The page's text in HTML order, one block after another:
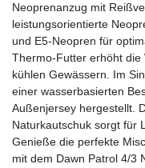
Neoprenanzug mit
leistungsorientierte
und E5-Neopren für
Thermo-Futter erhöht die
kühlen Gewässern. Im
einer wasserbasierten
Außenjersey hergestellt.
Naturkautschuk sorgt für
Genieße die perfekte
mit dem Dawn Patrol 4/3